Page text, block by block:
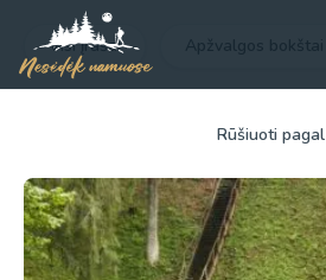
Visi įrašai
Rūšiuoti pagal